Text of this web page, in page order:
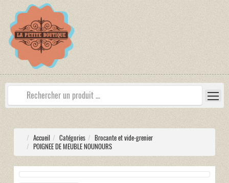
Accueil Catégories
Brocante et vide-grenier
POIGNEE DE MEUBLE NOUNOURS